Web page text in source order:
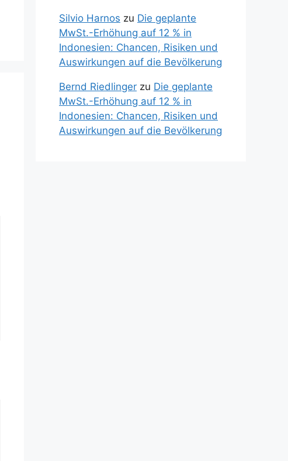
Silvio Harnos zu Die geplante
MwSt.-Erhöhung auf 12 % in
Indonesien: Chancen, Risiken und
Auswirkungen auf die Bevölkerung
Bernd Riedlinger zu Die geplante
MwSt.-Erhöhung auf 12 % in
Indonesien: Chancen, Risiken und
Auswirkungen auf die Bevölkerung